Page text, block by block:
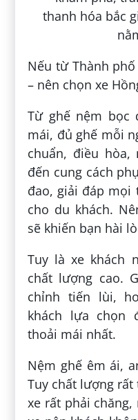
Nếu từ Thành
– nên chọn xe
Từ ghế nệm bọc
mái, đủ ghế mỗi
chuẩn, điều hòa,
đến cung cách
đao, giải đáp mọi
cho du khách.
sẽ khiến bạn hài
Tuy là xe khách
chất lượng cao.
chỉnh tiến lùi,
khách lựa chọn
thoải mái nhất.
Nệm ghế êm ái,
Tuy chất lượng
xe rất phải